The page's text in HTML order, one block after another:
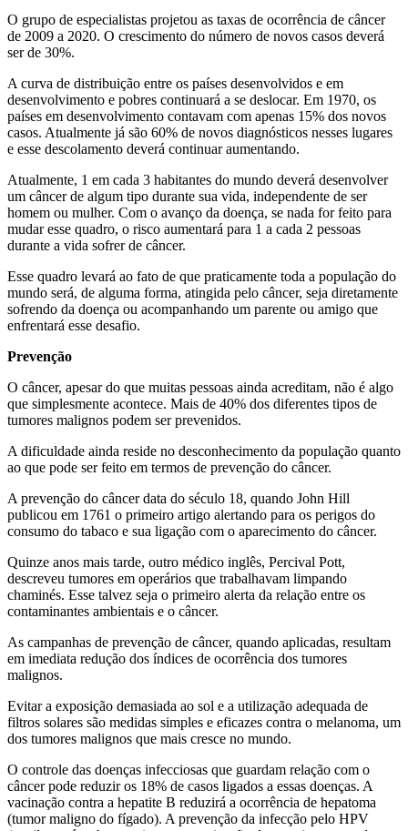
O grupo de especialistas projetou as taxas de ocorrência de câncer
de 2009 a 2020. O crescimento do número de novos casos deverá
ser de 30%.
A curva de distribuição entre os países desenvolvidos e em
desenvolvimento e pobres continuará a se deslocar. Em 1970, os
países em desenvolvimento contavam com apenas 15% dos novos
casos. Atualmente já são 60% de novos diagnósticos nesses lugares
e esse descolamento deverá continuar aumentando.
Atualmente, 1 em cada 3 habitantes do mundo deverá desenvolver
um câncer de algum tipo durante sua vida, independente de ser
homem ou mulher. Com o avanço da doença, se nada for feito para
mudar esse quadro, o risco aumentará para 1 a cada 2 pessoas
durante a vida sofrer de câncer.
Esse quadro levará ao fato de que praticamente toda a população do
mundo será, de alguma forma, atingida pelo câncer, seja diretamente
sofrendo da doença ou acompanhando um parente ou amigo que
enfrentará esse desafio.
Prevenção
O câncer, apesar do que muitas pessoas ainda acreditam, não é algo
que simplesmente acontece. Mais de 40% dos diferentes tipos de
tumores malignos podem ser prevenidos.
A dificuldade ainda reside no desconhecimento da população quanto
ao que pode ser feito em termos de prevenção do câncer.
A prevenção do câncer data do século 18, quando John Hill
publicou em 1761 o primeiro artigo alertando para os perigos do
consumo do tabaco e sua ligação com o aparecimento do câncer.
Quinze anos mais tarde, outro médico inglês, Percival Pott,
descreveu tumores em operários que trabalhavam limpando
chaminés. Esse talvez seja o primeiro alerta da relação entre os
contaminantes ambientais e o câncer.
As campanhas de prevenção de câncer, quando aplicadas, resultam
em imediata redução dos índices de ocorrência dos tumores
malignos.
Evitar a exposição demasiada ao sol e a utilização adequada de
filtros solares são medidas simples e eficazes contra o melanoma, um
dos tumores malignos que mais cresce no mundo.
O controle das doenças infecciosas que guardam relação com o
câncer pode reduzir os 18% de casos ligados a essas doenças. A
vacinação contra a hepatite B reduzirá a ocorrência de hepatoma
(tumor maligno do fígado). A prevenção da infecção pelo HPV